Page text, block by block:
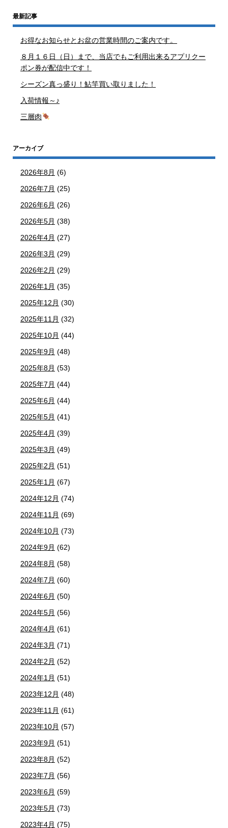
最新記事
お得なお知らせとお盆の営業時間のご案内です。
８月１６日（日）まで、当店でもご利用出来るアプリクー
ポン券が配信中です！
シーズン真っ盛り！鮎竿買い取りました！
入荷情報～♪
三層肉
アーカイブ
2026年8月 (6)
2026年7月 (25)
2026年6月 (26)
2026年5月 (38)
2026年4月 (27)
2026年3月 (29)
2026年2月 (29)
2026年1月 (35)
2025年12月 (30)
2025年11月 (32)
2025年10月 (44)
2025年9月 (48)
2025年8月 (53)
2025年7月 (44)
2025年6月 (44)
2025年5月 (41)
2025年4月 (39)
2025年3月 (49)
2025年2月 (51)
2025年1月 (67)
2024年12月 (74)
2024年11月 (69)
2024年10月 (73)
2024年9月 (62)
2024年8月 (58)
2024年7月 (60)
2024年6月 (50)
2024年5月 (56)
2024年4月 (61)
2024年3月 (71)
2024年2月 (52)
2024年1月 (51)
2023年12月 (48)
2023年11月 (61)
2023年10月 (57)
2023年9月 (51)
2023年8月 (52)
2023年7月 (56)
2023年6月 (59)
2023年5月 (73)
2023年4月 (75)